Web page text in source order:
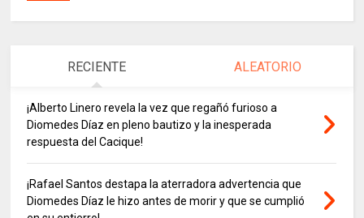
RECIENTE ALEATORIO
¡Alberto Linero revela la vez que regañó furioso a
Diomedes Díaz en pleno bautizo y la inesperada
respuesta del Cacique!
¡Rafael Santos destapa la aterradora advertencia que
Diomedes Díaz le hizo antes de morir y que se cumplió